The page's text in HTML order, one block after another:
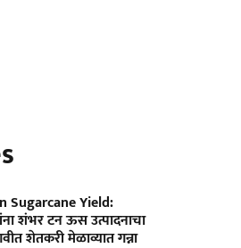
Sugarcane Yield:
शंभर टन ऊस उत्पादनाचा
शेतकरी मेळाव्यात गन्ना